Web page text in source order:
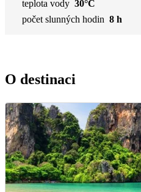
teplota vody 30°C
počet slunných hodin 8 h
O destinaci